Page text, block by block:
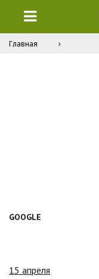
Главная
GOOGLE
15 апреля